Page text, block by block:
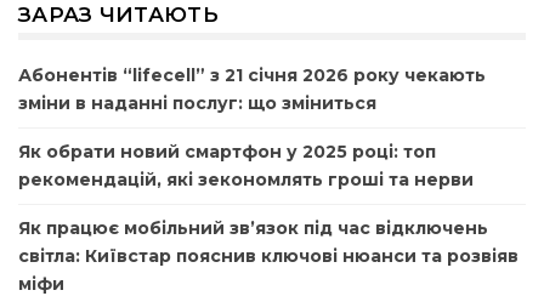
ЗАРАЗ ЧИТАЮТЬ
Абонентів “lifecell” з 21 січня 2026 року чекають
зміни в наданні послуг: що зміниться
Як обрати новий смартфон у 2025 році: топ
рекомендацій, які зекономлять гроші та нерви
Як працює мобільний зв’язок під час відключень
світла: Київстар пояснив ключові нюанси та розвіяв
міфи